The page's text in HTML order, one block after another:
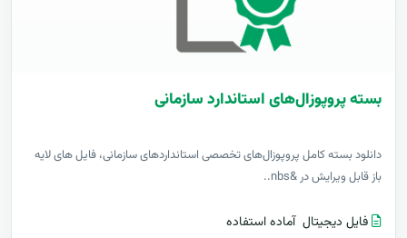
بسته پروپوزال‌های استاندارد سازمانی
دانلود بسته کامل پروپوزال‌های تخصصی استانداردهای سازمانی، فایل های لایه
باز قابل ویرایش در &nbs..
فایل دیجیتال آماده استفاده